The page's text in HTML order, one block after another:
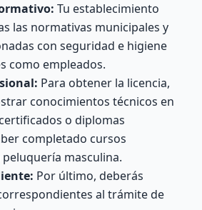
Tu establecimiento
las normativas municipales y
con seguridad e higiene
como empleados.
Para obtener la licencia,
conocimientos técnicos en
o diplomas
completado cursos
masculina.
Por último, deberás
al trámite de